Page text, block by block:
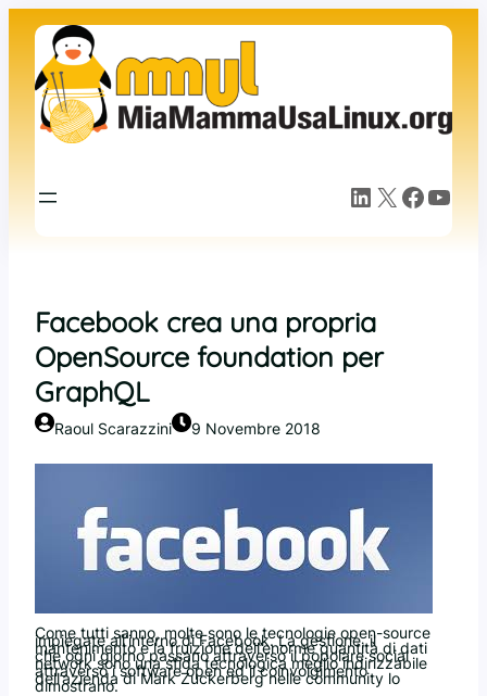
contenuto
LinkedIn X Facebook YouTube
Facebook crea una propria
OpenSource foundation per
GraphQL
Raoul Scarazzini 9 Novembre 2018
Come tutti sanno, molte sono le tecnologie open-source
impiegate all’interno di Facebook. La gestione, il
mantenimento e la fruizione dell’enorme quantità di dati
che ogni giorno passano attraverso il popolare social
network sono una sfida tecnologica meglio indirizzabile
attraverso i software open ed il coinvolgimento
dell’azienda di Mark Zuckerberg nelle community lo
dimostrano.